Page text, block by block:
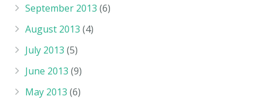
September 2013 (6)
August 2013 (4)
July 2013 (5)
June 2013 (9)
May 2013 (6)